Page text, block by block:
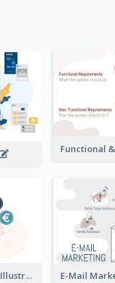
Customer Behaviors Illustration